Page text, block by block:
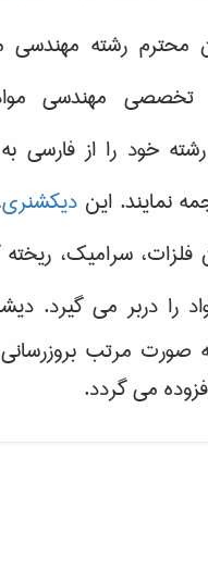
محترم رشته مهندسی
تخصصی مهندسی
خود را از فارسی به
نمایند. ایندیکشنری
سرامیک،
را دربر می گیرد.
صورت مرتب
می گردد.